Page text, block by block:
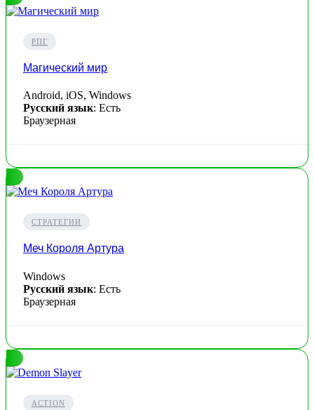
РПГ
Магический мир
Android, iOS, Windows
Русский язык: Есть
Браузерная
СТРАТЕГИИ
Меч Короля Артура
Windows
Русский язык: Есть
Браузерная
ACTION